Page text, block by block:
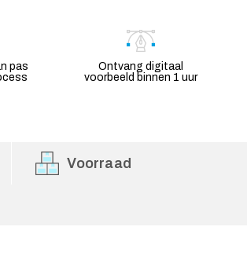
pas
Ontvang digitaal
voorbeeld binnen 1 uur
Voorraad